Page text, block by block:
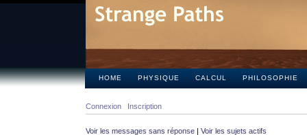
HOME PHYSIQUE CALCUL PHILOSOPHIE
Connexion Inscription
Voir les messages sans réponse | Voir les sujets actifs